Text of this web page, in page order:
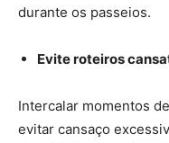
durante os passeios.
Evite roteiros
Intercalar momentos
evitar cansaço